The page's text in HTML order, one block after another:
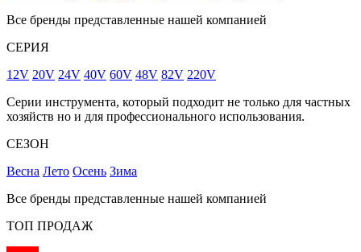
Все бренды представленные нашей компанией
СЕРИЯ
12V 20V 24V 40V 60V 48V 82V 220V
Серии инструмента, который подходит не только для частных
хозяйств но и для профессионального использования.
СЕЗОН
Весна Лето Осень Зима
Все бренды представленные нашей компанией
ТОП ПРОДАЖ